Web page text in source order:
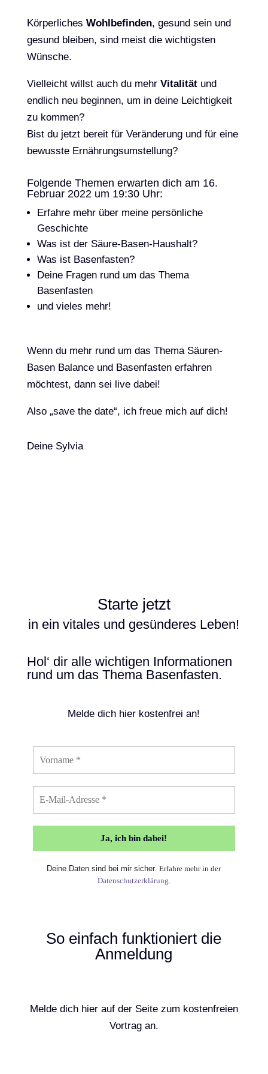
Körperliches Wohlbefinden, gesund sein und
gesund bleiben, sind meist die wichtigsten
Wünsche.
Vielleicht willst auch du mehr Vitalitätund
endlich neu beginnen, um in deine Leichtigkeit
zu kommen?
Bist du jetzt bereit für Veränderung und für eine
bewusste Ernährungsumstellung?
Folgende Themen erwarten dich am 16.
Februar 2022 um 19:30 Uhr:
Erfahre mehr über meine persönliche
Geschichte
Was ist der Säure-Basen-Haushalt?
Was ist Basenfasten?
Deine Fragen rund um das Thema
Basenfasten
und vieles mehr!
Wenn du mehr rund um das Thema Säuren-
Basen Balance und Basenfasten erfahren
möchtest, dann sei live dabei!
Also „save the date“, ich freue mich auf dich!
Deine Sylvia
Starte jetzt
in ein vitales und gesünderes Leben!
Hol‘ dir alle wichtigen Informationen
rund um das Thema Basenfasten.
Melde dich hier kostenfrei an!
Deine Daten sind bei mir sicher.Erfahre mehr in der
Datenschutzerklärung.
So einfach funktioniert die
Anmeldung
Melde dich hier auf der Seite zum kostenfreien
Vortrag an.